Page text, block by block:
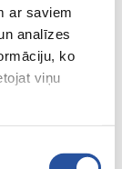
ar saviem
analīzes
ko
viņu
sodui!